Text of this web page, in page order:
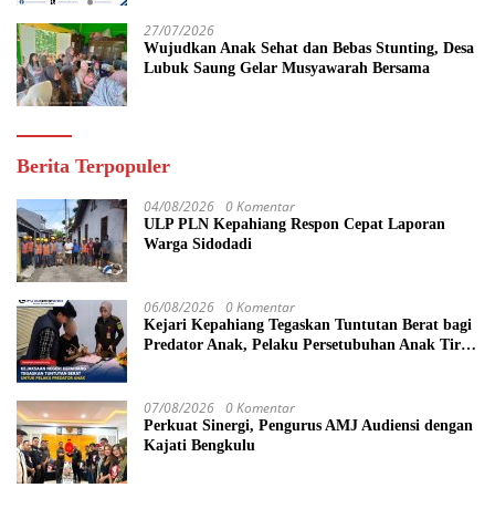
27/07/2026
Wujudkan Anak Sehat dan Bebas Stunting, Desa
Lubuk Saung Gelar Musyawarah Bersama
Berita Terpopuler
04/08/2026 0 Komentar
ULP PLN Kepahiang Respon Cepat Laporan
Warga Sidodadi
06/08/2026 0 Komentar
Kejari Kepahiang Tegaskan Tuntutan Berat bagi
Predator Anak, Pelaku Persetubuhan Anak Tiri
07/08/2026 0 Komentar
Perkuat Sinergi, Pengurus AMJ Audiensi dengan
Kajati Bengkulu